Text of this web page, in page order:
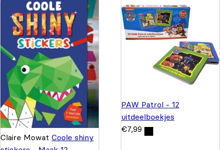
Claire Mowat Coole shiny
PAW Patrol - 12
uitdeelboekjes
€7,99